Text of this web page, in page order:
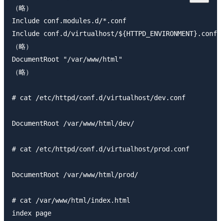
（略）
Include conf.modules.d/*.conf
Include conf.d/virtualhost/${HTTPD_ENVIRONMENT}.conf
（略）
DocumentRoot "/var/www/html"
（略）
# cat /etc/httpd/conf.d/virtualhost/dev.conf
DocumentRoot /var/www/html/dev/
# cat /etc/httpd/conf.d/virtualhost/prod.conf
DocumentRoot /var/www/html/prod/
# cat /var/www/html/index.html
index page